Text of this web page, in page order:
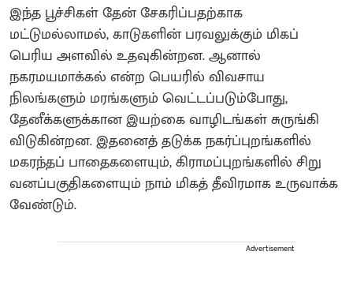
இந்த பூச்சிகள் தேன் சேகரிப்பதற்காக
மட்டுமல்லாமல், காடுகளின் பரவலுக்கும் மிகப்
பெரிய அளவில் உதவுகின்றன. ஆனால்
நகரமயமாக்கல் என்ற பெயரில் விவசாய
நிலங்களும் மரங்களும் வெட்டப்படும்போது,
தேனீக்களுக்கான இயற்கை வாழிடங்கள் சுருங்கி
விடுகின்றன. இதனைத் தடுக்க நகர்ப்புறங்களில்
மகரந்தப் பாதைகளையும், கிராமப்புறங்களில் சிறு
வனப்பகுதிகளையும் நாம் மிகத் தீவிரமாக உருவாக்க
வேண்டும்.
Advertisement